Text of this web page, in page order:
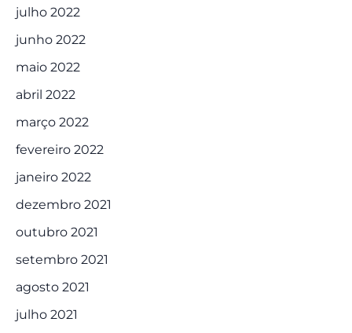
julho 2022
junho 2022
maio 2022
abril 2022
março 2022
fevereiro 2022
janeiro 2022
dezembro 2021
outubro 2021
setembro 2021
agosto 2021
julho 2021